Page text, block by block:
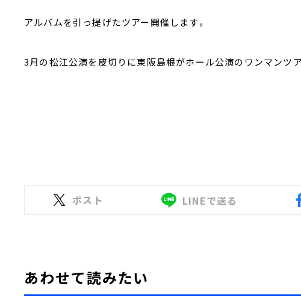
アルバムを引っ提げたツアー開催します。
3月の松江公演を皮切りに東阪島根がホール公演のワンマンツア
ポスト LINEで送る
あわせて読みたい